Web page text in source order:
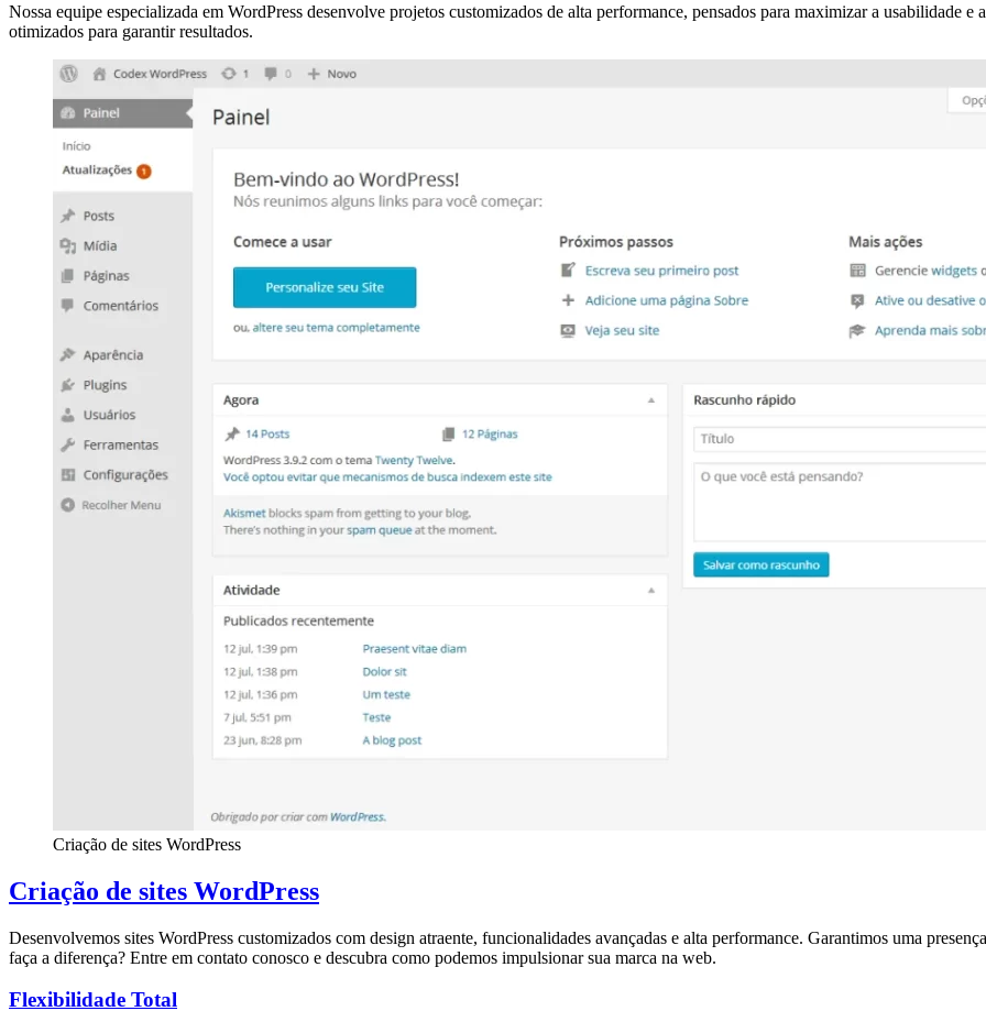
Nossa equipe especializada em WordPress desenvolve projetos customizados de alta performance, pensados para maximizar a usabilidade e
otimizados para garantir resultados.
Criação de sites WordPress
Criação de sites WordPress
Desenvolvemos sites WordPress customizados com design atraente, funcionalidades avançadas e alta performance. Garantimos uma
faça a diferença? Entre em contato conosco e descubra como podemos impulsionar sua marca na web.
Flexibilidade Total